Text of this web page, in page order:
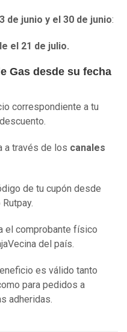
de junio y el 30 de junio:
el 21 de julio.
Gas desde su fecha
correspondiente a tu
a través de los canales
de tu cupón desde
el comprobante físico
del país.
es válido tanto
para pedidos a
adheridas.